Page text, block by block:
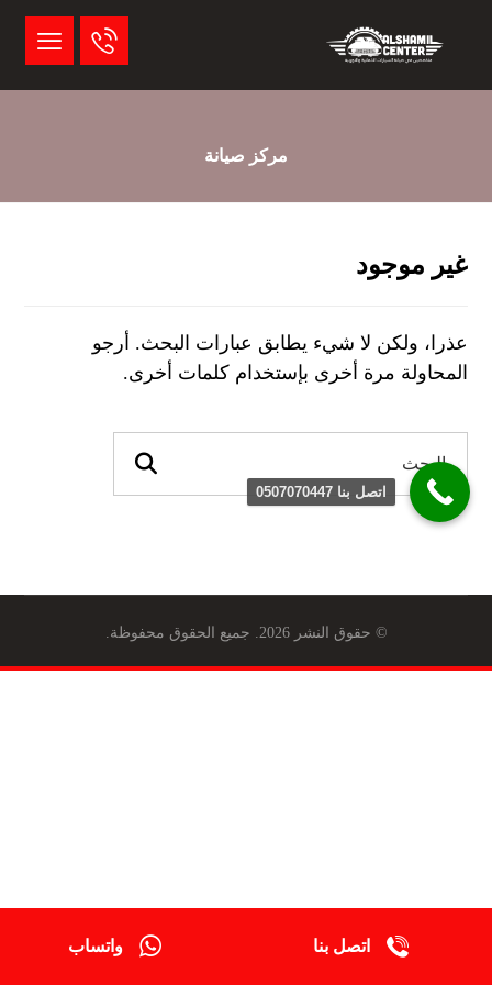
مركز صيانة
غير موجود
عذرا، ولكن لا شيء يطابق عبارات البحث. أرجو
المحاولة مرة أخرى بإستخدام كلمات أخرى.
© حقوق النشر 2026. جميع الحقوق محفوظة.
اتصل بنا واتساب
اتصل بنا 0507070447